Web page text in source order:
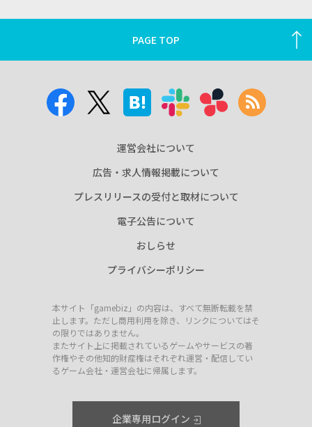
PAGE TOP
運営会社について
広告・求人情報掲載について
プレスリリースの受付と取材について
電子公告について
おしらせ
プライバシーポリシー
本サイト「gamebiz」の内容は、すべて無断転載を禁
止します。ただし商用利用を除き、リンクについてはそ
の限りではありません。
またサイト上に掲載されているゲームやサービスの著
作権やその他知的財産権はそれぞれ運営・配信してい
るゲーム会社・運営会社に帰属します。
企業専用ログイン